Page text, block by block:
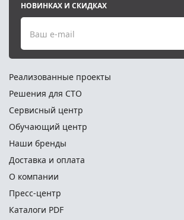
НОВИНКАХ И СКИДКАХ
Ваш e-mail
Реализованные проекты
Решения для СТО
Сервисный центр
Обучающий центр
Наши бренды
Доставка и оплата
О компании
Пресс-центр
Каталоги PDF